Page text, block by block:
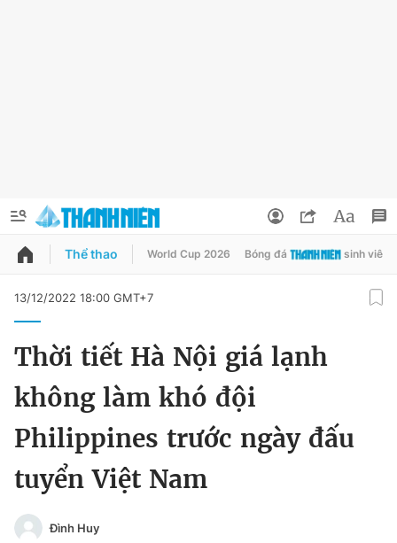
QUẢNG CÁO ĐẶT BÁO
Chào ngày mới Tin 24h
Tin thị trường
Đổi mật khẩu
Tin đã lưu
Tin đã xem
Đăng xuất
Thể thao World Cup 2026 Bóng đá sinh viên
13/12/2022 18:00 GMT+7
Thời tiết Hà Nội giá lạnh
không làm khó đội
Philippines trước ngày đấu
tuyển Việt Nam
Đình Huy